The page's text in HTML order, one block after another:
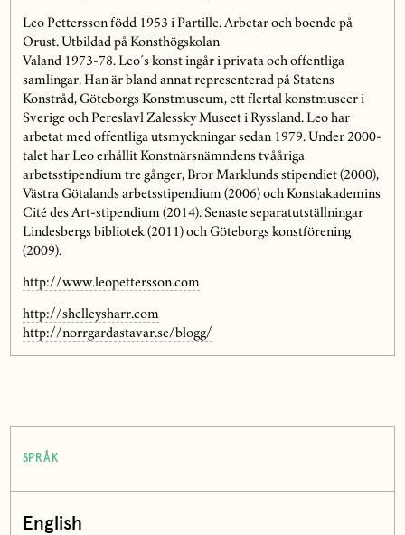
Leo Pettersson född 1953 i Partille. Arbetar och boende på
Orust. Utbildad på Konsthögskolan
Valand 1973-78. Leo´s konst ingår i privata och offentliga
samlingar. Han är bland annat representerad på Statens
Konstråd, Göteborgs Konstmuseum, ett flertal konstmuseer i
Sverige och Pereslavl Zalessky Museet i Ryssland. Leo har
arbetat med offentliga utsmyckningar sedan 1979. Under 2000-
talet har Leo erhållit Konstnärsnämndens tvååriga
arbetsstipendium tre gånger, Bror Marklunds stipendiet (2000),
Västra Götalands arbetsstipendium (2006) och Konstakademins
Cité des Art-stipendium (2014). Senaste separatutställningar
Lindesbergs bibliotek (2011) och Göteborgs konstförening
(2009).
http://www.leopettersson.com
http://shelleysharr.com
http://norrgardastavar.se/blogg/
SPRÅK
English